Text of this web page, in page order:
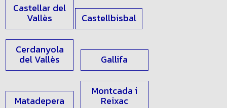
Castellar del
Vallès Castellbisbal
Cerdanyola
del Vallès Gallifa
Matadepera
Montcada i
Reixac